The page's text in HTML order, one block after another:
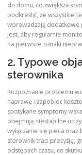
do domu, co zwiększa
podkreślić, że wszystkie
wprowadzają dodatkowe
jest, aby regularnie
na pierwsze oznaki
2. Typowe
sterownika
Rozpoznanie problemu
naprawę i zapobiec
spotykane symptomy
obejmują niestabilne
wyłączanie się pieca
sterownik traci precyzję,
odstępach czasu, co